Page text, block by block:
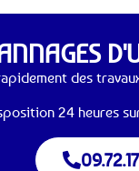
des
24 heures